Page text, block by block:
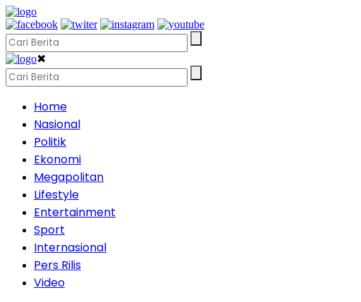
✖
Home
Nasional
Politik
Ekonomi
Megapolitan
Lifestyle
Entertainment
Sport
Internasional
Pers Rilis
Video